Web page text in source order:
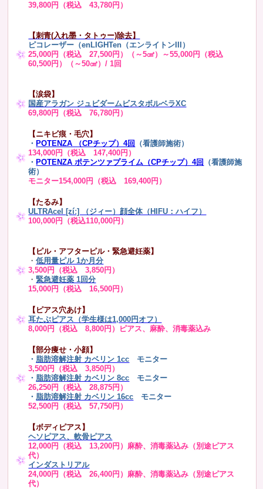
39,800円（税込 43,780円）
【刺青(入れ墨・タトゥー)除去】
ピコレーザー（enLIGHTen（エンライトンIII）
25,000円（税込 27,500円）（～5㎠）～55,000円（税込
60,500円）（～50㎠）/ 1回
【涙袋】
国産アラガン ジュビダームビスタボルベラXC
69,800円（税込 76,780円）
【ニキビ痕・毛穴】
・ POTENZA （CPチップ）4回
（看護師施術）
134,000円（税込 147,400円）
・ POTENZA ポテンツァプライム（CPチップ）4回
（看護師施
術）
モニター154,000円（税込 169,400円）
【たるみ】
ULTRAcel [zíː] （ジィー）顔全体（HIFU：ハイフ）
100,000円（税込110,000円）
【ピル・アフターピル・緊急避妊薬】
・低用量ピル 1か月分
3,500円（税込 3,850円）
・緊急避妊薬 1回分
15,000円（税込 16,500円）
【ピアス穴あけ】
耳たぶピアス（学生様は1,000円オフ）
8,000円（税込 8,800円）ピアス、麻酔、消毒薬込み
【部分痩せ・小顔】
・ 脂肪溶解注射 カベリン 1cc モニター
3,500円（税込 3,850円）
・ 脂肪溶解注射 カベリン 8cc モニター
26,250円（税込 28,875円）
・ 脂肪溶解注射 カベリン 16cc
モニター
52,500円（税込 57,750円）
【ボディピアス】
ヘソピアス、軟骨ピアス
12,000円（税込 13,200円）麻酔、消毒薬込み（別途ピアス
代）
インダストリアル
24,000円（税込 26,400円）麻酔、消毒薬込み（別途ピアス
代）